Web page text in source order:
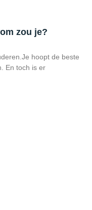
zou je?
hoopt de beste
En toch is er